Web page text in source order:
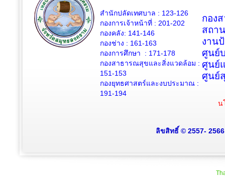
สำนักปลัดเทศบาล : 123-126
กองการเจ้าหน้าที่ : 201-202
กองคลัง: 141-146
กองช่าง : 161-163
กองการศึกษา : 171-178
กองสาธารณสุขและสิ่งแวดล้อม :
151-153
กองยุทธศาสตร์และงบประมาณ :
191-194
กอง
สถา
งาน
ศูนย์
ศูนย์
ศูนย์
น
ลิขสิทธิ์ © 2557-